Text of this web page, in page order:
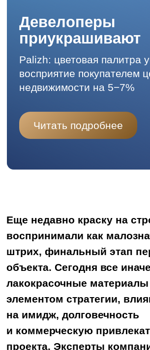
Читать подробнее
Еще недавно краску на стройке
штрих, финальный этап перед сдачей
объекта. Сегодня все иначе:
лакокрасочные материалы стали
и коммерческую привлекательность
фактором, влияющим на итоговую
прибыль.
ЦВЕТ, КОТОРЫЙ
ПРОДАЕТ
Первое впечатление о жилом
комплексе формируется задолго
до подписания договора. Покупатель
атмосферу фасада, входной группы,
общественных зон, и делает вывод
о статусе проекта.